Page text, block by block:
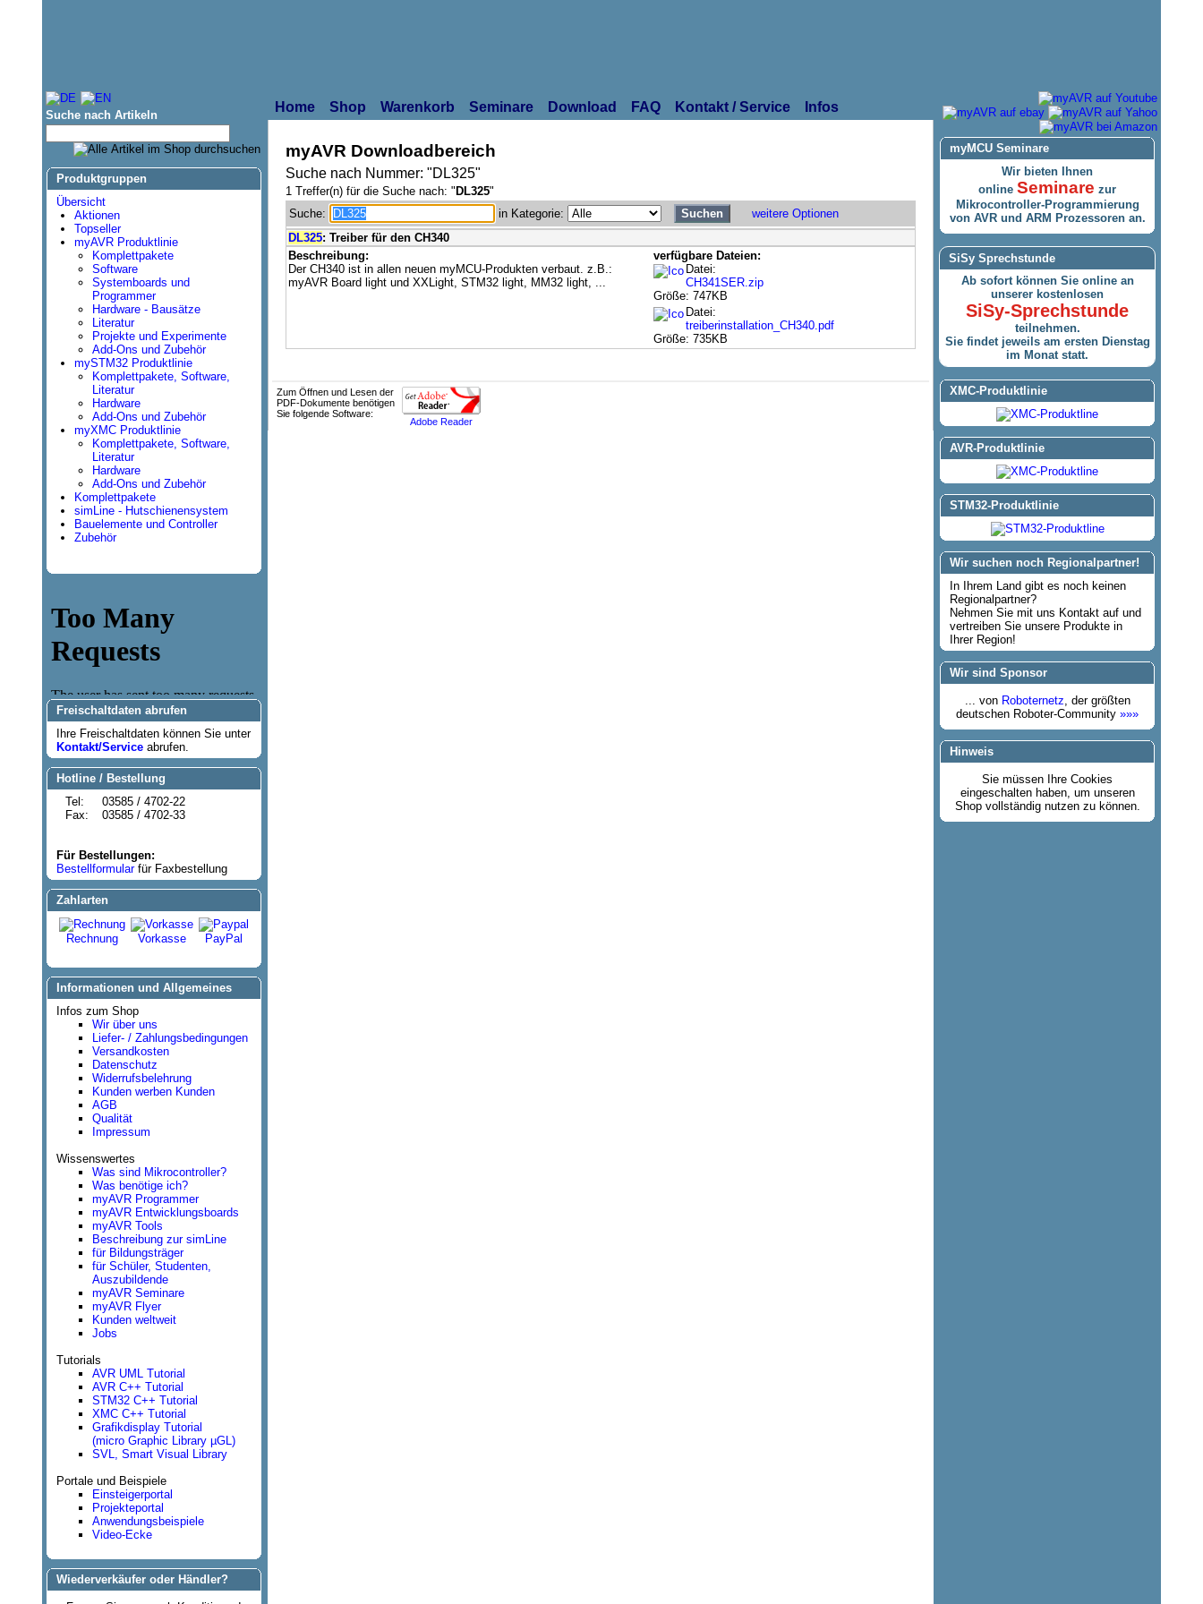
Suche nach Artikeln
Produktgruppen
Übersicht
Aktionen
Topseller
myAVR Produktlinie
Komplettpakete
Software
Systemboards und
Programmer
Hardware - Bausätze
Literatur
Projekte und Experimente
Add-Ons und Zubehör
mySTM32 Produktlinie
Komplettpakete, Software,
Literatur
Hardware
Add-Ons und Zubehör
myXMC Produktlinie
Komplettpakete, Software,
Literatur
Hardware
Add-Ons und Zubehör
Komplettpakete
simLine - Hutschienensystem
Bauelemente und Controller
Zubehör
Freischaltdaten abrufen
Ihre Freischaltdaten können Sie unter
Kontakt/Service abrufen.
Hotline / Bestellung
Tel:
Fax:
03585 / 4702-22
03585 / 4702-33
Für Bestellungen:
Bestellformularfür Faxbestellung
Zahlarten
Rechnung Vorkasse PayPal
Informationen und Allgemeines
Infos zum Shop
Wir über uns
Liefer- / Zahlungsbedingungen
Versandkosten
Datenschutz
Widerrufsbelehrung
Kunden werben Kunden
AGB
Qualität
Impressum
Wissenswertes
Was sind Mikrocontroller?
Was benötige ich?
myAVR Programmer
myAVR Entwicklungsboards
myAVR Tools
Beschreibung zur simLine
für Bildungsträger
für Schüler, Studenten,
Auszubildende
myAVR Seminare
myAVR Flyer
Kunden weltweit
Jobs
Tutorials
AVR UML Tutorial
AVR C++ Tutorial
STM32 C++ Tutorial
XMC C++ Tutorial
Grafikdisplay Tutorial
(micro Graphic Library µGL)
SVL, Smart Visual Library
Portale und Beispiele
Einsteigerportal
Projekteportal
Anwendungsbeispiele
Video-Ecke
Wiederverkäufer oder Händler?
Home Shop Warenkorb Seminare Download FAQ Kontakt / Service Infos
myAVR Downloadbereich
Suche nach Nummer: "DL325"
1 Treffer(n) für die Suche nach: " DL325"
Suche:
in Kategorie:
weitere Optionen
DL325: Treiber für den CH340
Beschreibung:
Der CH340 ist in allen neuen myMCU-Produkten verbaut. z.B.:
myAVR Board light und XXLight, STM32 light, MM32 light, ...
verfügbare Dateien:
Datei:
CH341SER.zip
Größe: 747KB
Datei:
treiberinstallation_CH340.pdf
Größe: 735KB
Zum Öffnen und Lesen der
PDF-Dokumente benötigen
Sie folgende Software:
Adobe Reader
myMCU Seminare
Wir bieten Ihnen
online Seminare zur
Mikrocontroller-Programmierung
von AVR und ARM Prozessoren an.
SiSy Sprechstunde
Ab sofort können Sie online an
unserer kostenlosen
SiSy-Sprechstunde
teilnehmen.
Sie findet jeweils am ersten Dienstag
im Monat statt.
XMC-Produktlinie
AVR-Produktlinie
STM32-Produktlinie
Wir suchen noch Regionalpartner!
In Ihrem Land gibt es noch keinen
Regionalpartner?
Nehmen Sie mit uns Kontakt auf und
vertreiben Sie unsere Produkte in
Ihrer Region!
Wir sind Sponsor
... von Roboternetz, der größten
deutschen Roboter-Community »»»
Hinweis
Sie müssen Ihre Cookies
eingeschalten haben, um unseren
Shop vollständig nutzen zu können.